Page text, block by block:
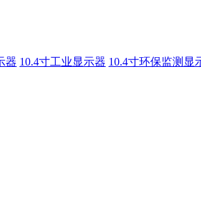
器 10.4寸工业显示器 10.4寸环保监测显